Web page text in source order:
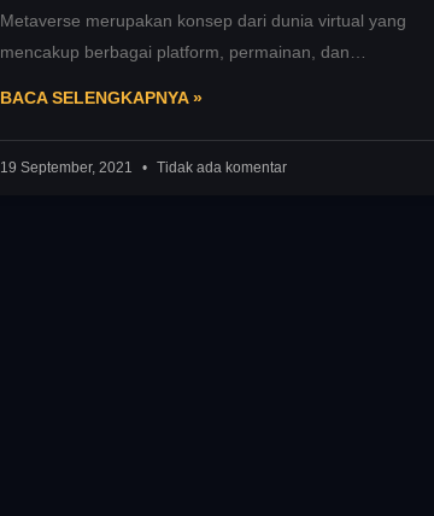
Metaverse merupakan konsep dari dunia virtual yang
mencakup berbagai platform, permainan, dan
BACA SELENGKAPNYA »
19 September, 2021 Tidak ada komentar